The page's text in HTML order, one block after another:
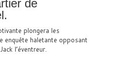
de
plongera les
enquête haletante opposant
l’éventreur.